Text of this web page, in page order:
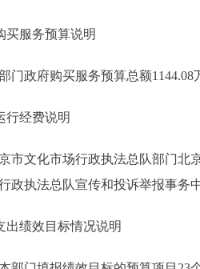
服务预算说明
政府购买服务预算总额1144.08
经费说明
文化市场行政执法总队部门北
政执法总队宣传和投诉举报事务
绩效目标情况说明